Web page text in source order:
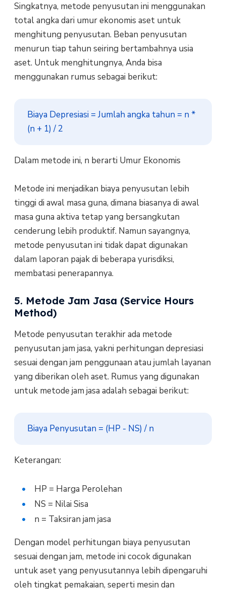
Singkatnya, metode penyusutan ini menggunakan
total angka dari umur ekonomis aset untuk
menghitung penyusutan. Beban penyusutan
menurun tiap tahun seiring bertambahnya usia
aset. Untuk menghitungnya, Anda bisa
menggunakan rumus sebagai berikut:
Biaya Depresiasi = Jumlah angka tahun = n *
(n + 1) / 2
Dalam metode ini, n berarti Umur Ekonomis
Metode ini menjadikan biaya penyusutan lebih
tinggi di awal masa guna, dimana biasanya di awal
masa guna aktiva tetap yang bersangkutan
cenderung lebih produktif. Namun sayangnya,
metode penyusutan ini tidak dapat digunakan
dalam laporan pajak di beberapa yurisdiksi,
membatasi penerapannya.
5. Metode Jam Jasa (Service Hours
Method)
Metode penyusutan terakhir ada metode
penyusutan jam jasa, yakni perhitungan depresiasi
sesuai dengan jam penggunaan atau jumlah layanan
yang diberikan oleh aset. Rumus yang digunakan
untuk metode jam jasa adalah sebagai berikut:
Biaya Penyusutan = (HP - NS) / n
Keterangan:
HP = Harga Perolehan
NS = Nilai Sisa
n = Taksiran jam jasa
Dengan model perhitungan biaya penyusutan
sesuai dengan jam, metode ini cocok digunakan
untuk aset yang penyusutannya lebih dipengaruhi
oleh tingkat pemakaian, seperti mesin dan